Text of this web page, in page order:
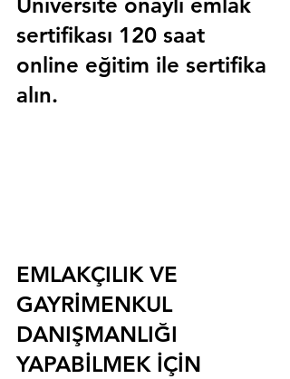
sertifikası 120 saat
online eğitim ile sertifika
alın.
EMLAKÇILIK VE
GAYRİMENKUL
DANIŞMANLIĞI
YAPABİLMEK İÇİN